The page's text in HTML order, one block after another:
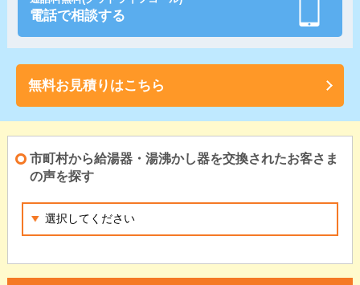
電話で相談する
無料お見積りはこちら
市町村から給湯器・湯沸かし器を交換されたお客さま
の声を探す